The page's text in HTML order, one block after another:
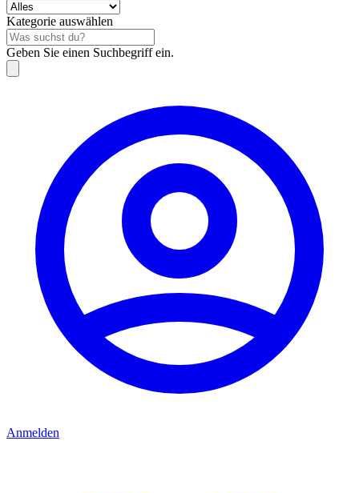
Kategorie auswählen
Geben Sie einen Suchbegriff ein.
Anmelden